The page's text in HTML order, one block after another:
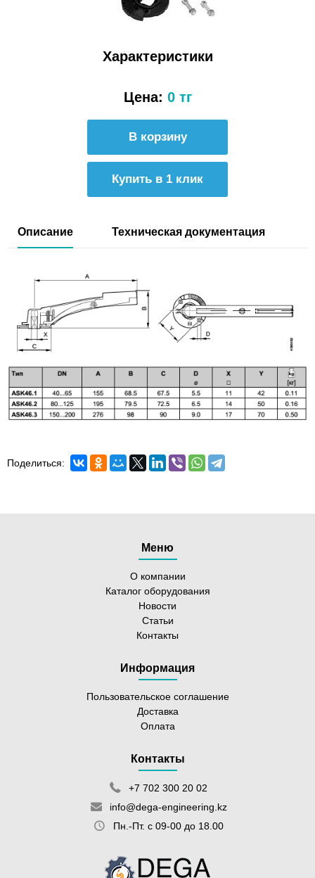
Характеристики
Цена: 0 тг
Купить в 1 клик
Описание Техническая документация
Поделиться:
Меню
О компании
Каталог оборудования
Новости
Статьи
Контакты
Информация
Пользовательское соглашение
Доставка
Оплата
Контакты
+7 702 300 20 02
info@dega-engineering.kz
Пн.-Пт. с 09-00 до 18.00